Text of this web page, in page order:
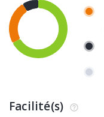
Facilité(s)